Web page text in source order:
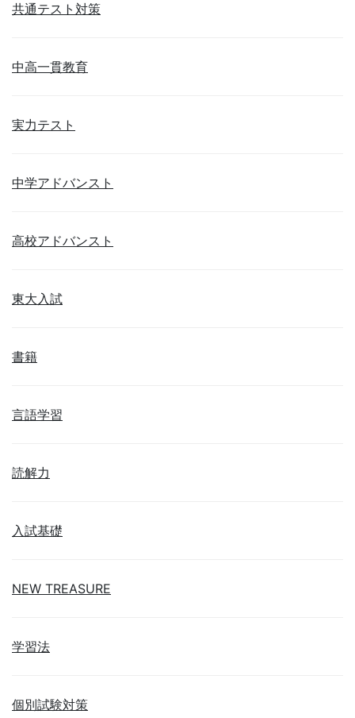
共通テスト対策
中高一貫教育
実力テスト
中学アドバンスト
高校アドバンスト
東大入試
書籍
言語学習
読解力
入試基礎
NEW TREASURE
学習法
個別試験対策